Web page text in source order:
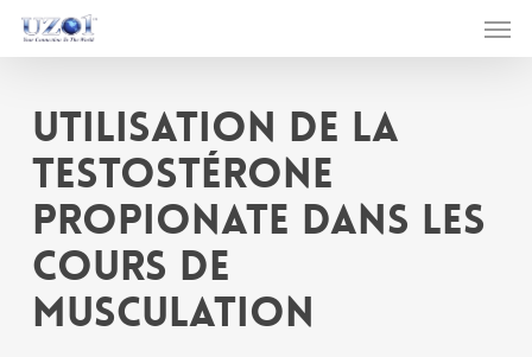
Skip
content
Menu
Utilisation de la
Testostérone
Propionate dans les
Cours de
Musculation